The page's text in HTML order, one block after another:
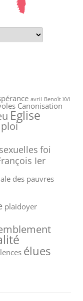
avril Benoît XVI
Canonisation
Eglise
foi
Ier
des pauvres
plaidoyer
élues